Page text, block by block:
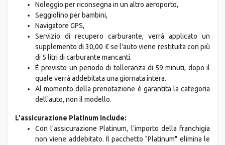
Noleggio per riconsegna in un altro aeroporto,
Seggiolino per bambini,
Navigatore GPS,
Servizio di recupero carburante, verrà applicato un
supplemento di 30,00 € se l'auto viene restituita con più
di 5 litri di carburante mancanti.
È previsto un periodo di tolleranza di 59 minuti, dopo il
quale verrà addebitata una giornata intera.
Al momento della prenotazione è garantita la categoria
dell'auto, non il modello.
L'assicurazione Platinum include:
Con l'assicurazione Platinum, l'importo della franchigia
non viene addebitato. Il pacchetto "Platinum" elimina le